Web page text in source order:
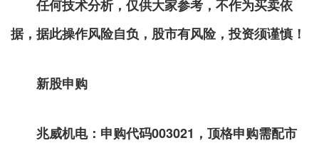
任何技术分析，仅供大家参考，不作为买卖依
据，据此操作风险自负，股市有风险，投资须谨慎！
新股申购
兆威机电：申购代码003021，顶格申购需配市